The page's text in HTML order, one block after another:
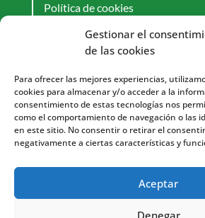
Gestionar el
de las cookies
Para ofrecer las mejores experiencias,
cookies para almacenar y/o acceder a la
consentimiento de estas tecnologías nos
como el comportamiento de navegación o las
en este sitio. No consentir o retirar el
negativamente a ciertas características y
Aceptar
Denegar
Política de cookies
Suministros Gomez S.L. es una
especializada en la venta de
compañía cuenta con una amplia
artículos para satisfacer las
clientes, desde agricultores y